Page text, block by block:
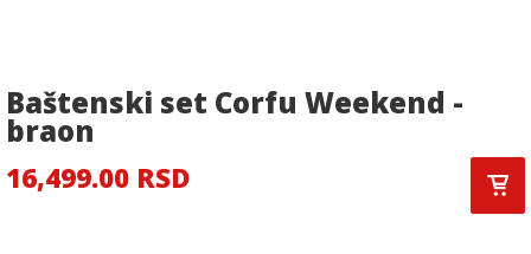
Baštenski set Corfu Weekend -
braon
16,499.00 RSD